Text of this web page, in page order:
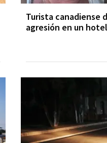
Turista canadiense
agresión en un